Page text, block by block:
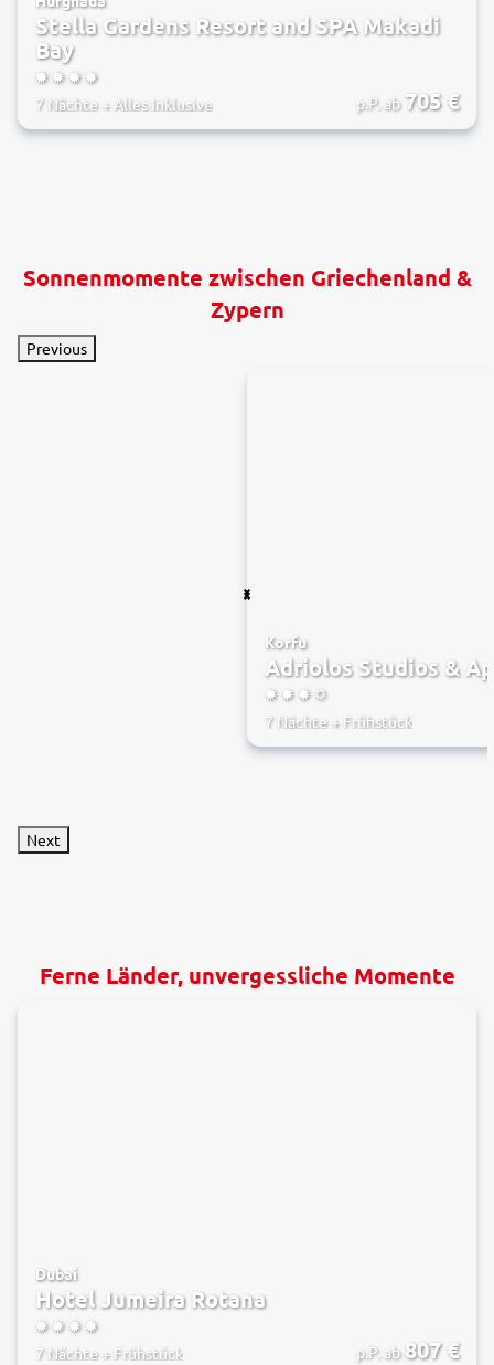
Stella Gardens Resort and SPA Makadi
Bay
7 Nächte+ Alles Inklusive p.P. ab 705€
Sonnenmomente zwischen Griechenland &
Zypern
Previous
Korfu
Adriolos Studios &
7 Nächte+ Frühstück
Next
Ferne Länder, unvergessliche Momente
Dubai
Hotel Jumeira Rotana
7 Nächte+ Frühstück p.P. ab 807€